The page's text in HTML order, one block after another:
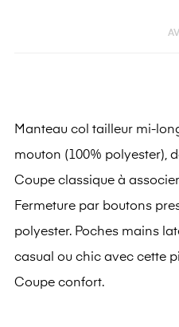
Manteau col tailleur mi-
mouton (100% polyester),
Coupe classique à
Fermeture par boutons
polyester. Poches mains
casual ou chic avec cette
Coupe confort.